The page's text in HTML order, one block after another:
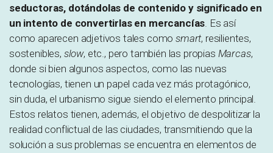
seductoras, dotándolas de contenido y significado en
un intento de convertirlas en mercancías. Es así
como aparecen adjetivos tales comosmart, resilientes,
sostenibles, slow, etc., pero también las propias Marcas,
donde si bien algunos aspectos, como las nuevas
tecnologías, tienen un papel cada vez más protagónico,
sin duda, el urbanismo sigue siendo el elemento principal.
Estos relatos tienen, además, el objetivo de despolitizar la
realidad conflictual de las ciudades, transmitiendo que la
solución a sus problemas se encuentra en elementos de